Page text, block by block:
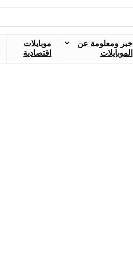
خبر ومعلومة عن
الموبايلات
موبايلات
اقتصادية